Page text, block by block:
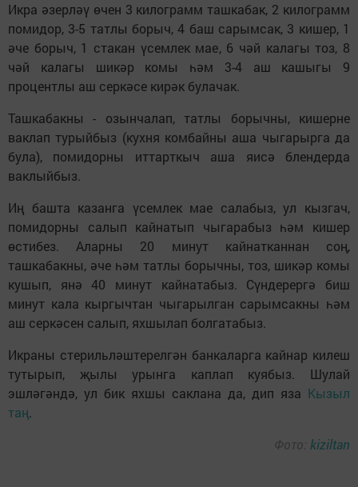
Икра әзерләү өчен 3 килограмм ташкабак, 2 килограмм
помидор, 3-5 татлы борыч, 4 баш сарымсак, 3 кишер, 1
әче борыч, 1 стакан үсемлек мае, 6 чәй калагы тоз, 8
чәй калагы шикәр комы һәм 3-4 аш кашыгы 9
процентлы аш серкәсе кирәк булачак.
Ташкабакны - озынчалап, татлы борычны, кишерне
ваклап турыйбыз (кухня комбайны аша чыгарырга да
була), помидорны иттарткыч аша яисә блендерда
ваклыйбыз.
Иң башта казанга үсемлек мае салабыз, ул кызгач,
помидорны салып кайнатып чыгарабыз һәм кишер
өстибез. Аларны 20 минут кайнатканнан соң,
ташкабакны, әче һәм татлы борычны, тоз, шикәр комы
кушып, янә 40 минут кайнатабыз. Сүндерергә биш
минут кала кыргычтан чыгарылган сарымсакны һәм
аш серкәсен салып, яхшылап болгатабыз.
Икраны стерильләштерелгән банкаларга кайнар килеш
тутырып, җылы урынга каплап куябыз. Шулай
эшләгәндә, ул бик яхшы саклана да, дип яза Кызыл
таң.
Фото: kiziltan